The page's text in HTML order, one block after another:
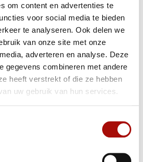
om content en advertenties te
voor social media te bieden
te analyseren. Ook delen we
van onze site met onze
adverteren en analyse. Deze
gegevens combineren met andere
heeft verstrekt of die ze hebben
uw gebruik van hun services.